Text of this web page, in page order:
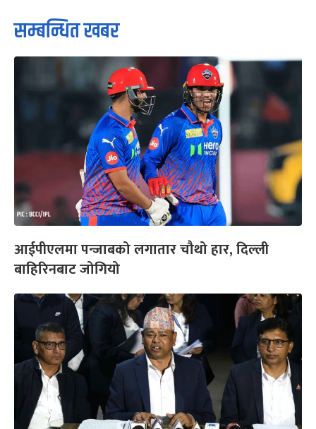
सम्बन्धित खबर
आईपीएलमा पन्जाबको लगातार चौथो हार, दिल्ली
बाहिरिनबाट जोगियो